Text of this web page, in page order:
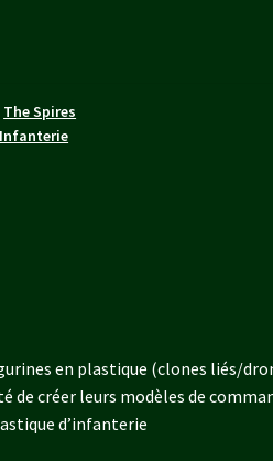
The Spires
Infanterie
en plastique (clones liés/
de créer leurs modèles de
d’infanterie